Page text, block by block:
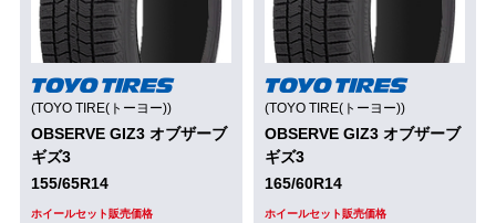
(TOYO TIRE(トーヨー))
OBSERVE GIZ3 オブザーブ
ギズ3
155/65R14
ホイールセット販売価格
(TOYO TIRE(トーヨー))
OBSERVE GIZ3 オブザーブ
ギズ3
165/60R14
ホイールセット販売価格